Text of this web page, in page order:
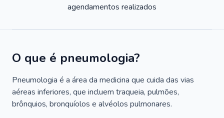
agendamentos realizados
O que é pneumologia?
Pneumologia é a área da medicina que cuida das vias
aéreas inferiores, que incluem traqueia, pulmões,
brônquios, bronquíolos e alvéolos pulmonares.